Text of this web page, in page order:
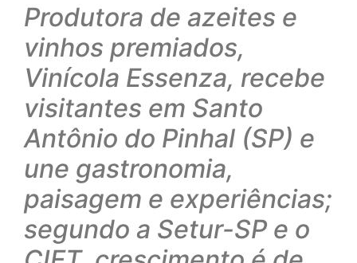
Produtora de azeites e
vinhos premiados,
Vinícola Essenza, recebe
visitantes em Santo
Antônio do Pinhal (SP) e
une gastronomia,
paisagem e experiências;
segundo a Setur-SP e o